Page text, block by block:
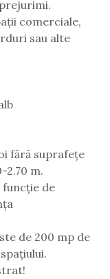
comerciale,
sau alte
fără suprafețe
2.70 m.
funcție de
de 200 mp de